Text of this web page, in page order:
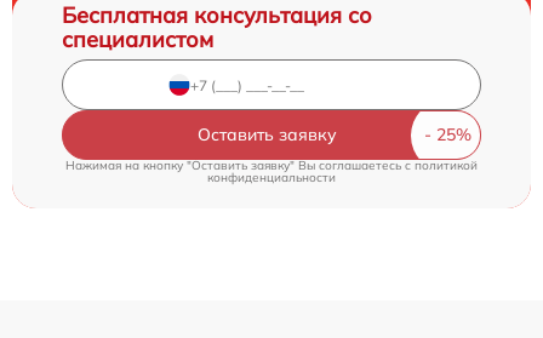
Бесплатная консультация со
специалистом
Оставить заявку
Нажимая на кнопку "Оставить заявку" Вы соглашаетесь cполитикой
конфиденциальности